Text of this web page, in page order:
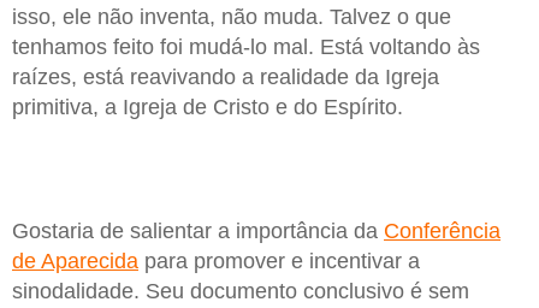
isso, ele não inventa, não muda. Talvez o que
tenhamos feito foi mudá-lo mal. Está voltando às
raízes, está reavivando a realidade da Igreja
primitiva, a Igreja de Cristo e do Espírito.
Gostaria de salientar a importância da Conferência
de Aparecida para promover e incentivar a
sinodalidade. Seu documento conclusivo é sem